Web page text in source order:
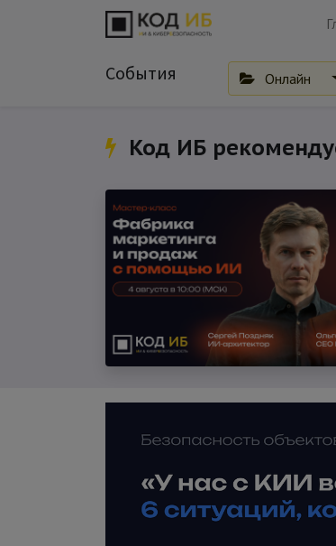
События Онлайн
Код ИБ